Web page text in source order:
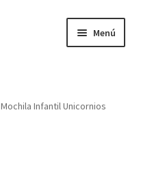
Menú
Mochila Infantil Unicornios